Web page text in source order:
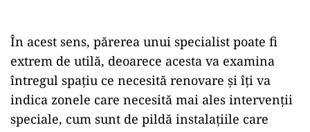
În acest sens, părerea unui specialist poate fi
extrem de utilă, deoarece acesta va examina
întregul spațiu ce necesită renovare și îți va
indica zonele care necesită mai ales intervenții
speciale, cum sunt de pildă instalațiile care